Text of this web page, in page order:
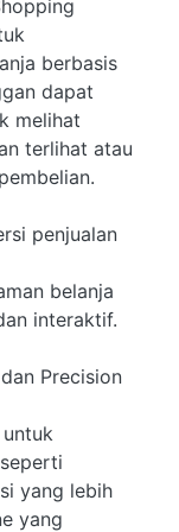
berbasis
dapat
melihat
terlihat atau
penjualan
belanja
interaktif.
Precision
yang lebih
yang